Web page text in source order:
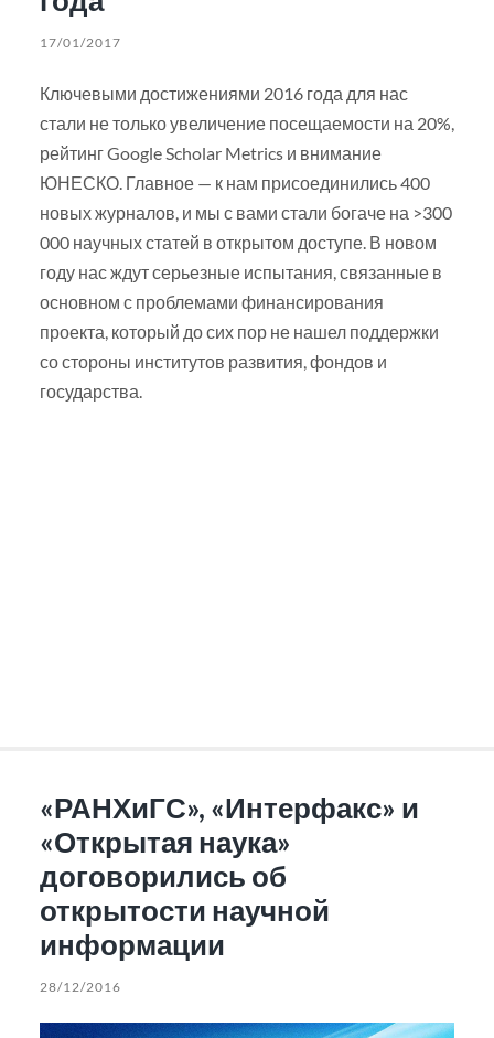
17/01/2017
Ключевыми достижениями 2016 года для нас
стали не только увеличение посещаемости на 20%,
рейтинг Google Scholar Metrics и внимание
ЮНЕСКО. Главное — к нам присоединились 400
новых журналов, и мы с вами стали богаче на >300
000 научных статей в открытом доступе. В новом
году нас ждут серьезные испытания, связанные в
основном с проблемами финансирования
проекта, который до сих пор не нашел поддержки
со стороны институтов развития, фондов и
государства.
«РАНХиГС», «Интерфакс» и
«Открытая наука»
договорились об
открытости научной
информации
28/12/2016